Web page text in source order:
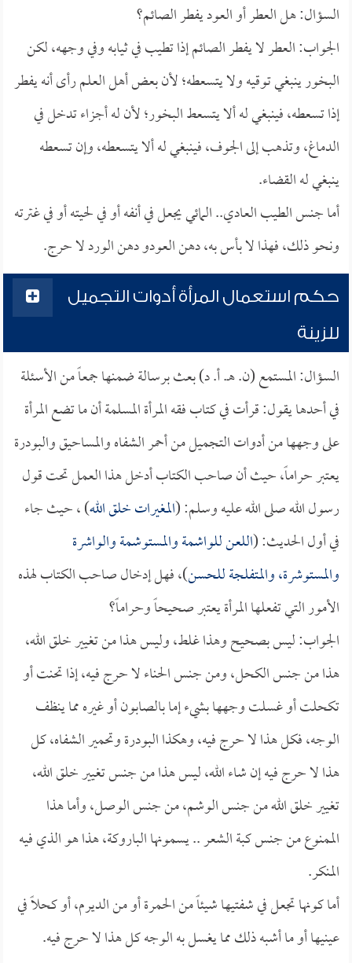
السؤال: هل العطر أو العود يفطر الصائم؟
الجواب: العطر لا يفطر الصائم إذا تطيب في ثيابه وفي وجهه، لكن
البخور ينبغي توقيه ولا يتسعطه؛ لأن بعض أهل العلم رأى أنه يفطر
إذا تسعطه، فينبغي له ألا يتسعط البخور؛ لأن له أجزاء تدخل في
الدماغ، وتذهب إلى الجوف، فينبغي له ألا يتسعطه، وإن تسعطه
ينبغي له القضاء.
أما جنس الطيب العادي.. المائي يجعل في أنفه أو في لحيته أو في غترته
ونحو ذلك، فهذا لا بأس به، دهن العودو دهن الورد لا حرج.
حكم استعمال المرأة أدوات التجميل
للزينة
السؤال: المستمع (ن. هـ. أ. د) بعث برسالة ضمنها جمعاً من الأسئلة
في أحدها يقول: قرأت في كتاب فقه المرأة المسلمة أن ما تضع المرأة
على وجهها من أدوات التجميل من أحمر الشفاه والمساحيق والبودرة
يعتبر حراماً، حيث أن صاحب الكتاب أدخل هذا العمل تحت قول
رسول الله صلى الله عليه وسلم: (المغيرات خلق الله) ، حيث جاء
في أول الحديث: (اللعن للواشمة والمستوشمة والواشرة
والمستوشرة، والمتفلجة للحسن)، فهل إدخال صاحب الكتاب لهذه
الأمور التي تفعلها المرأة يعتبر صحيحاً وحراماً؟
الجواب: ليس بصحيح وهذا غلط، وليس هذا من تغيير خلق الله،
هذا من جنس الكحل، ومن جنس الحناء لا حرج فيه، إذا تحنت أو
تكحلت أو غسلت وجهها بشيء إما بالصابون أو غيره مما ينظف
الوجه، فكل هذا لا حرج فيه، وهكذا البودرة وتحمير الشفاه، كل
هذا لا حرج فيه إن شاء الله، ليس هذا من جنس تغيير خلق الله،
تغيير خلق الله من جنس الوشم، من جنس الوصل، وأما هذا
الممنوع من جنس كبة الشعر .. يسمونها الباروكة، هذا هو الذي فيه
المنكر.
أما كونها تجعل في شفتيها شيئاً من الحمرة أو من الديرم، أو كحلاً في
عينيها أو ما أشبه ذلك مما يغسل به الوجه كل هذا لا حرج فيه.